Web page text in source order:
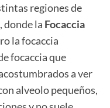
regiones de
donde la Focaccia
la focaccia
focaccia que
a ver
alveolo pequeños,